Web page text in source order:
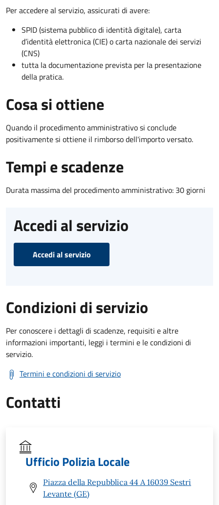
Per accedere al servizio, assicurati di avere:
SPID (sistema pubblico di identità digitale), carta
d’identità elettronica (CIE) o carta nazionale dei servizi
(CNS)
tutta la documentazione prevista per la presentazione
della pratica.
Cosa si ottiene
Quando il procedimento amministrativo si conclude
positivamente si ottiene il rimborso dell'importo versato.
Tempi e scadenze
Durata massima del procedimento amministrativo: 30 giorni
Accedi al servizio
Accedi al servizio
Condizioni di servizio
Per conoscere i dettagli di scadenze, requisiti e altre
informazioni importanti, leggi i termini e le condizioni di
servizio.
Termini e condizioni di servizio
Contatti
Ufficio Polizia Locale
Piazza della Repubblica 44 A 16039 Sestri
Levante (GE)